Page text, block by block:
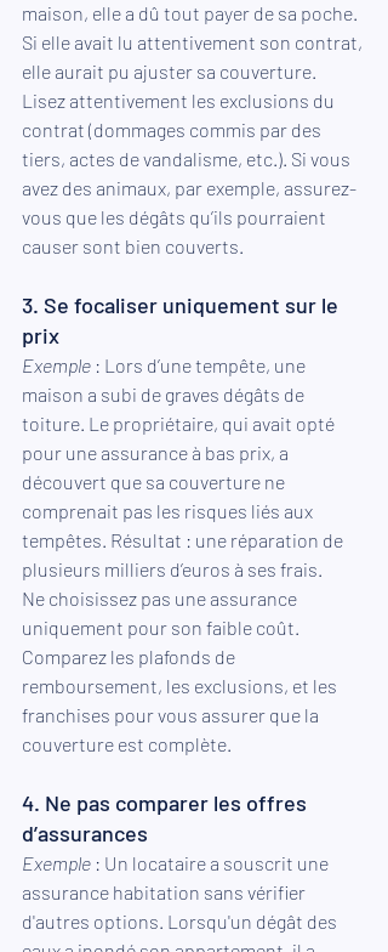
maison, elle a dû tout payer de sa poche.
Si elle avait lu attentivement son contrat,
elle aurait pu ajuster sa couverture.
Lisez attentivement les exclusions du
contrat (dommages commis par des
tiers, actes de vandalisme, etc.). Si vous
avez des animaux, par exemple, assurez-
vous que les dégâts qu’ils pourraient
causer sont bien couverts.
3. Se focaliser uniquement sur le
prix
Exemple : Lors d’une tempête, une
maison a subi de graves dégâts de
toiture. Le propriétaire, qui avait opté
pour une assurance à bas prix, a
découvert que sa couverture ne
comprenait pas les risques liés aux
tempêtes. Résultat : une réparation de
plusieurs milliers d’euros à ses frais.
Ne choisissez pas une assurance
uniquement pour son faible coût.
Comparez les plafonds de
remboursement, les exclusions, et les
franchises pour vous assurer que la
couverture est complète.
4. Ne pas comparer les offres
d’assurances
Exemple : Un locataire a souscrit une
assurance habitation sans vérifier
d'autres options. Lorsqu'un dégât des